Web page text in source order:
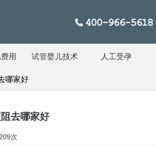
用 试管婴儿技术 人工受孕
哪家好
去哪家好
次